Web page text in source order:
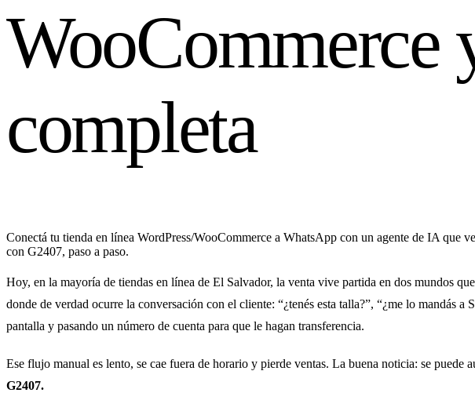
WooCommerce
completa
Conectá tu tienda en línea WordPress/WooCommerce a WhatsApp con un agente de IA que
con G2407, paso a paso.
Hoy, en la mayoría de tiendas en línea de El Salvador, la venta vive partida en dos mundos
donde de verdad ocurre la conversación con el cliente: “¿tenés esta talla?”, “¿me lo mandás
pantalla y pasando un número de cuenta para que le hagan transferencia.
Ese flujo manual es lento, se cae fuera de horario y pierde ventas. La buena noticia: se puede
G2407.